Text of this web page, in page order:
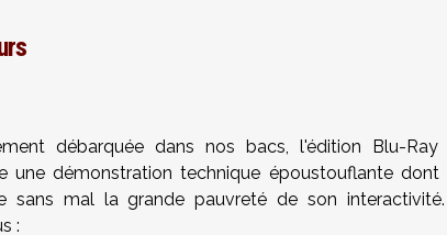
débarquée dans nos bacs, l'édition Blu-Ray
une démonstration technique époustouflante dont
sans mal la grande pauvreté de son
: